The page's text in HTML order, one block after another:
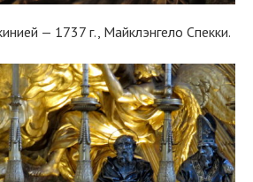
— 1737 г., Майклэнгело Спекки.